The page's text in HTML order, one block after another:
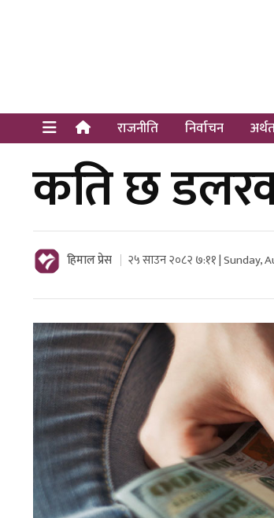
राजनीति निर्वाचन
कति छ
हिमाल प्रेस २५ साउन २०८२ ७:११ | Sunday,